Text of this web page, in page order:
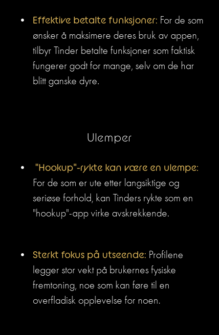
Effektive betalte funksjoner: For de som
ønsker å maksimere deres bruk av appen,
tilbyr Tinder betalte funksjoner som faktisk
fungerer godt for mange, selv om de har
blitt ganske dyre.
Ulemper
"Hookup"-rykte kan være en ulempe:
For de som er ute etter langsiktige og
seriøse forhold, kan Tinders rykte som en
"hookup"-app virke avskrekkende.
Sterkt fokus på utseende: Profilene
legger stor vekt på brukernes fysiske
fremtoning, noe som kan føre til en
overfladisk opplevelse for noen.